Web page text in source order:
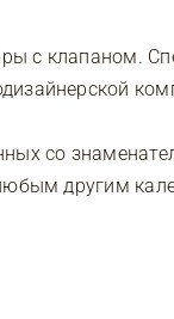
с клапаном.
со
другим